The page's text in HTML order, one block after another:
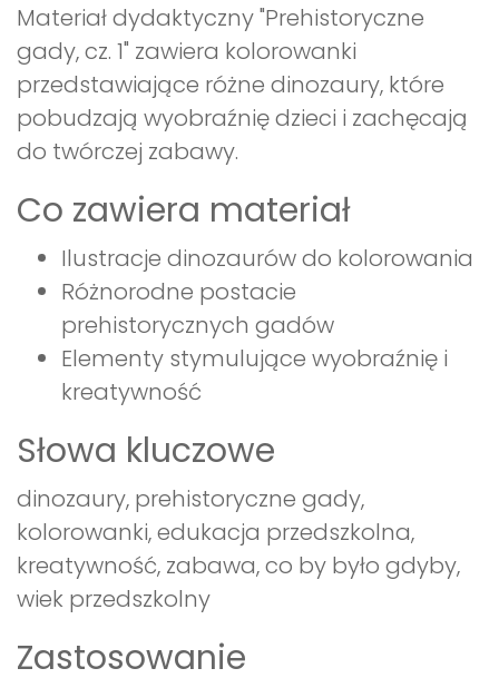
Materiał dydaktyczny "Prehistoryczne
gady, cz. 1" zawiera kolorowanki
przedstawiające różne dinozaury, które
pobudzają wyobraźnię dzieci i zachęcają
do twórczej zabawy.
Co zawiera materiał
Ilustracje dinozaurów do kolorowania
Różnorodne postacie
prehistorycznych gadów
Elementy stymulujące wyobraźnię i
kreatywność
Słowa kluczowe
dinozaury, prehistoryczne gady,
kolorowanki, edukacja przedszkolna,
kreatywność, zabawa, co by było gdyby,
wiek przedszkolny
Zastosowanie